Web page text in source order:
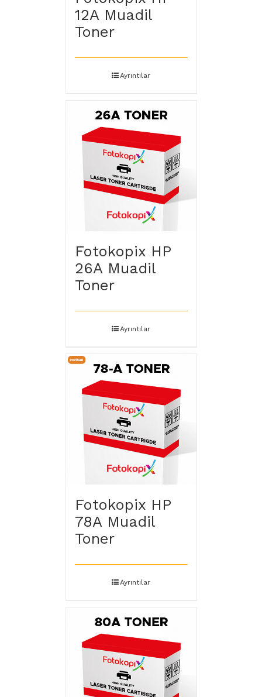
12A Muadil
Toner
Ayrıntılar
Fotokopix HP
26A Muadil
Toner
Ayrıntılar
Fotokopix HP
78A Muadil
Toner
Ayrıntılar